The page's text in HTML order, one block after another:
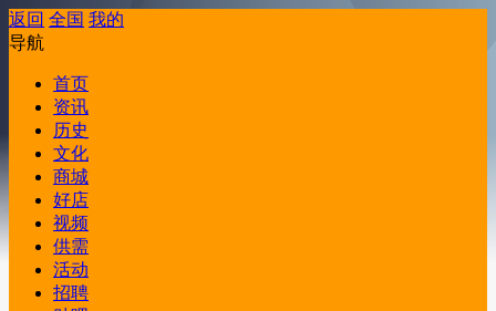
返回 全国 我的
导航
首页
资讯
历史
文化
商城
好店
视频
供需
活动
招聘